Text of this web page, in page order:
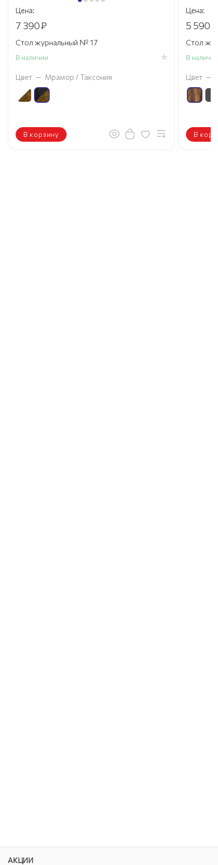
Цена:
7 390₽
Стол журнальный № 17
В наличии
Цвет — Мрамор / Таксония
В корзину
Цена:
5 590
Стол
В наличии
Цвет —
В
АКЦИИ